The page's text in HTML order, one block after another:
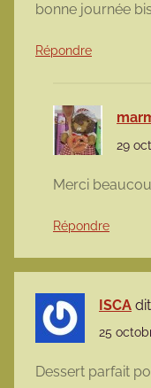
bonne journée
Répondre
29
Merci
Répondre
ISCA
25
Dessert parfait